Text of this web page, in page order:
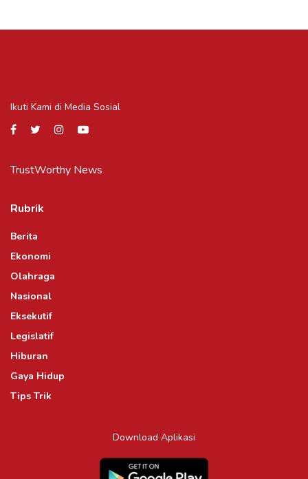
Ikuti Kami di Media Sosial
TrustWorthy News
Rubrik
Berita
Ekonomi
Olahraga
Nasional
Eksekutif
Legislatif
Hiburan
Gaya Hidup
Tips Trik
Download Aplikasi